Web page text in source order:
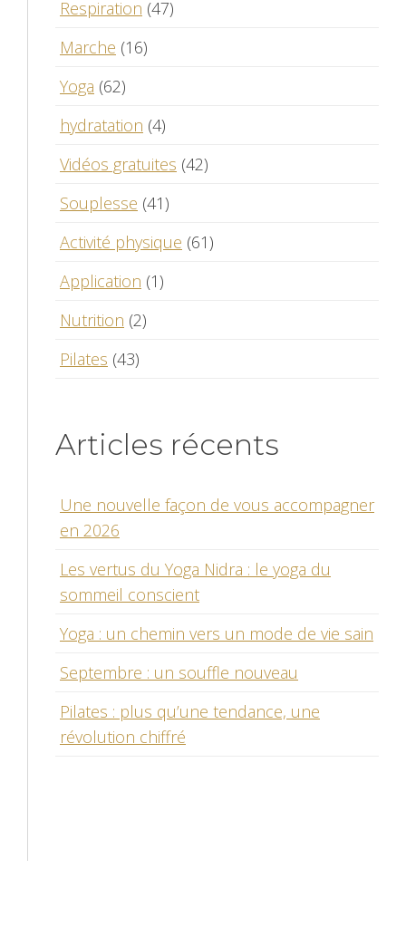
Respiration (47)
Marche (16)
Yoga (62)
hydratation (4)
Vidéos gratuites (42)
Souplesse (41)
Activité physique (61)
Application (1)
Nutrition (2)
Pilates (43)
Articles récents
Une nouvelle façon de vous accompagner
en 2026
Les vertus du Yoga Nidra : le yoga du
sommeil conscient
Yoga : un chemin vers un mode de vie sain
Septembre : un souffle nouveau
Pilates : plus qu’une tendance, une
révolution chiffré